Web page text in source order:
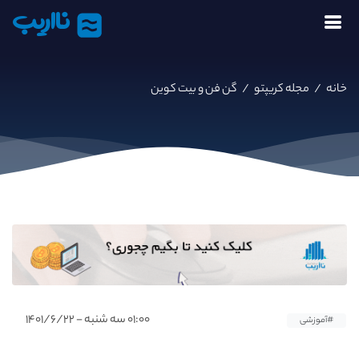
نااریب
خانه / مجله کریپتو / گن فن و بیت کوین
#آموزشی ۰۱:۰۰ سه شنبه - ۱۴۰۱/۶/۲۲